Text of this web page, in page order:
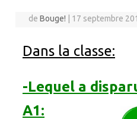
deBouge! 17 septembre
Dans la classe:
-Lequel a
A1: